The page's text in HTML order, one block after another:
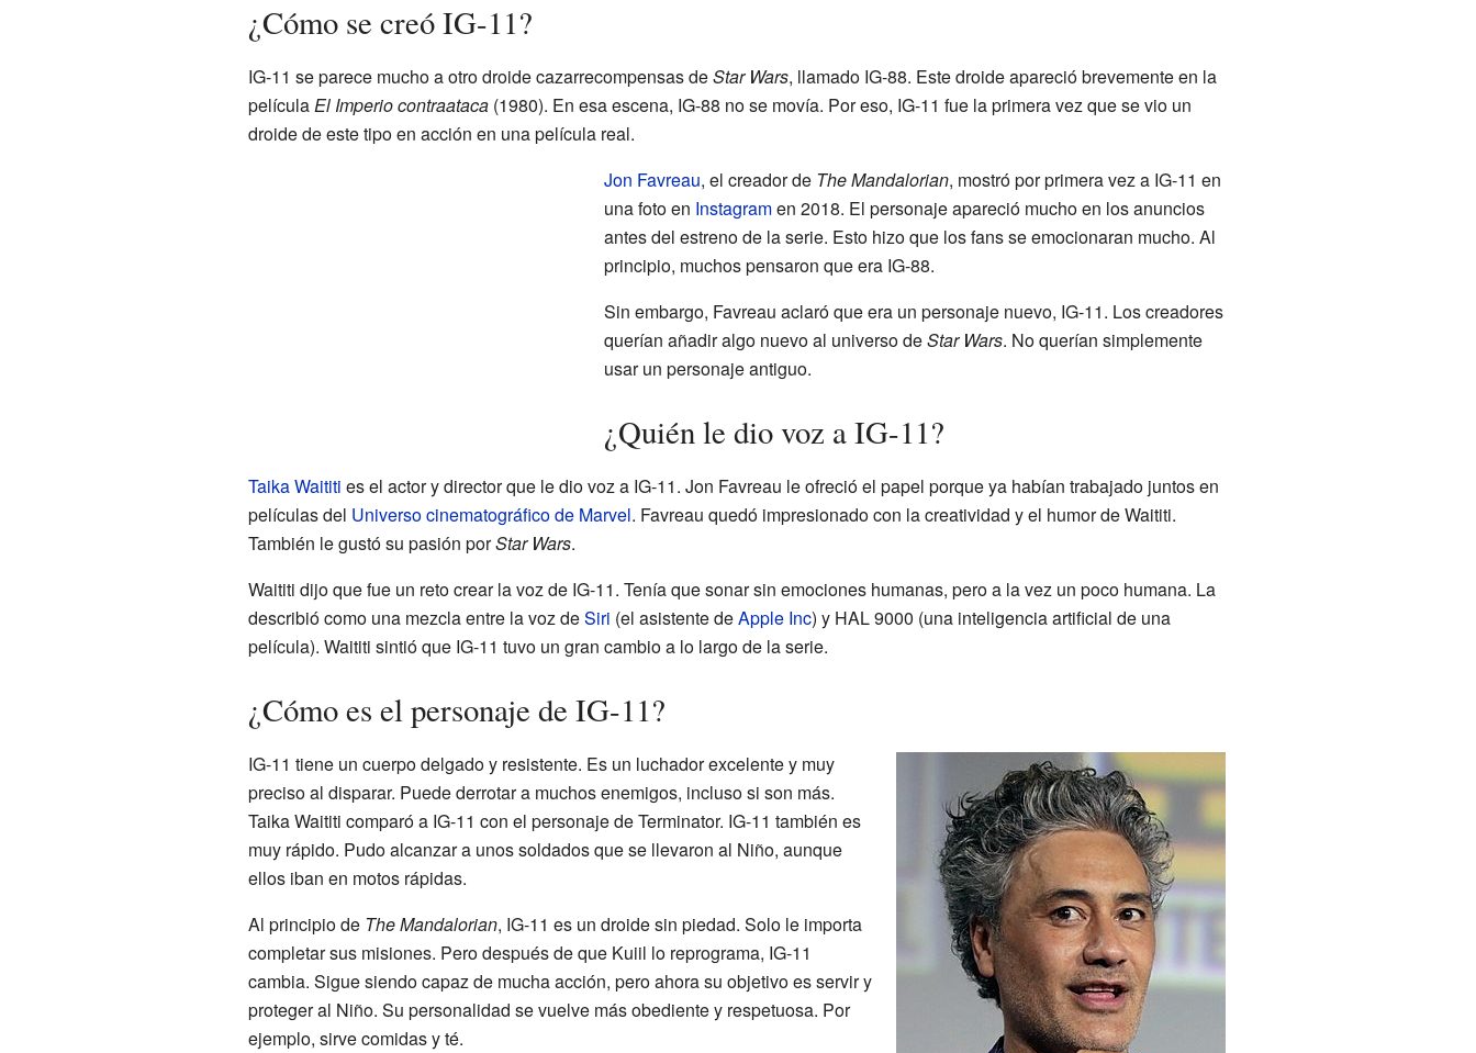
¿Cómo se creó IG-11?
IG-11 se parece mucho a otro droide cazarrecompensas deStar Wars, llamado IG-88. Este droide apareció brevemente en la
películaEl Imperio contraataca(1980). En esa escena, IG-88 no se movía. Por eso, IG-11 fue la primera vez que se vio un
droide de este tipo en acción en una película real.
Jon Favreau, el creador de The Mandalorian, mostró por primera vez a IG-11 en
una foto en Instagramen 2018. El personaje apareció mucho en los anuncios
antes del estreno de la serie. Esto hizo que los fans se emocionaran mucho. Al
principio, muchos pensaron que era IG-88.
Sin embargo, Favreau aclaró que era un personaje nuevo, IG-11. Los creadores
querían añadir algo nuevo al universo deStar Wars. No querían simplemente
usar un personaje antiguo.
¿Quién le dio voz a IG-11?
Taika Waititi es el actor y director que le dio voz a IG-11. Jon Favreau le ofreció el papel porque ya habían trabajado juntos en
películas del Universo cinematográfico de Marvel. Favreau quedó impresionado con la creatividad y el humor de Waititi.
También le gustó su pasión porStar Wars.
Waititi dijo que fue un reto crear la voz de IG-11. Tenía que sonar sin emociones humanas, pero a la vez un poco humana. La
describió como una mezcla entre la voz deSiri (el asistente deApple Inc) y HAL 9000 (una inteligencia artificial de una
película). Waititi sintió que IG-11 tuvo un gran cambio a lo largo de la serie.
¿Cómo es el personaje de IG-11?
IG-11 tiene un cuerpo delgado y resistente. Es un luchador excelente y muy
preciso al disparar. Puede derrotar a muchos enemigos, incluso si son más.
Taika Waititi comparó a IG-11 con el personaje de Terminator. IG-11 también es
muy rápido. Pudo alcanzar a unos soldados que se llevaron al Niño, aunque
ellos iban en motos rápidas.
Al principio de The Mandalorian, IG-11 es un droide sin piedad. Solo le importa
completar sus misiones. Pero después de que Kuiil lo reprograma, IG-11
cambia. Sigue siendo capaz de mucha acción, pero ahora su objetivo es servir y
proteger al Niño. Su personalidad se vuelve más obediente y respetuosa. Por
ejemplo, sirve comidas y té.